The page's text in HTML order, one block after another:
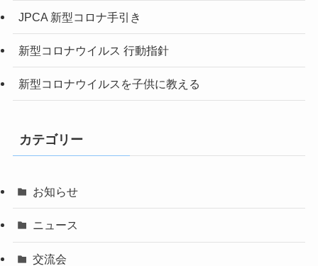
JPCA 新型コロナ手引き
新型コロナウイルス 行動指針
新型コロナウイルスを子供に教える
カテゴリー
お知らせ
ニュース
交流会